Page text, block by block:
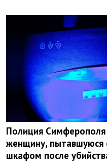
Полиция
женщину, пытавшуюся
шкафом после